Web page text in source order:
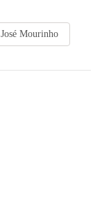
José Mourinho